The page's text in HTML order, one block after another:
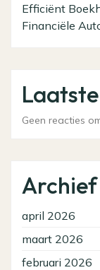
Efficiënt
Financiële
Geen reacties
Archief
april 2026
maart 2026
februari 2026